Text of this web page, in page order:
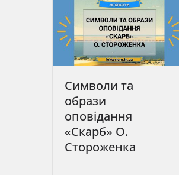
Символи та
образи
оповідання
«Скарб» О.
Стороженка